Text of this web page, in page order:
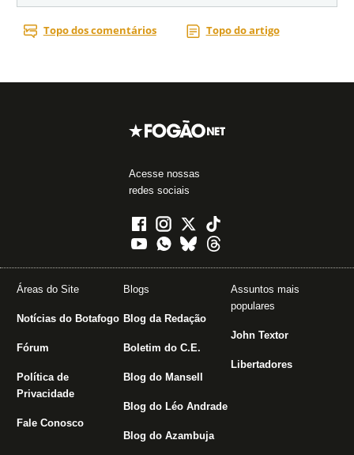
Acesse nossas
redes sociais
Áreas do Site
Notícias do Botafogo
Fórum
Política de
Privacidade
Fale Conosco
Blogs
Blog da Redação
Boletim do C.E.
Blog do Mansell
Blog do Léo Andrade
Blog do Azambuja
Assuntos mais
populares
John Textor
Libertadores